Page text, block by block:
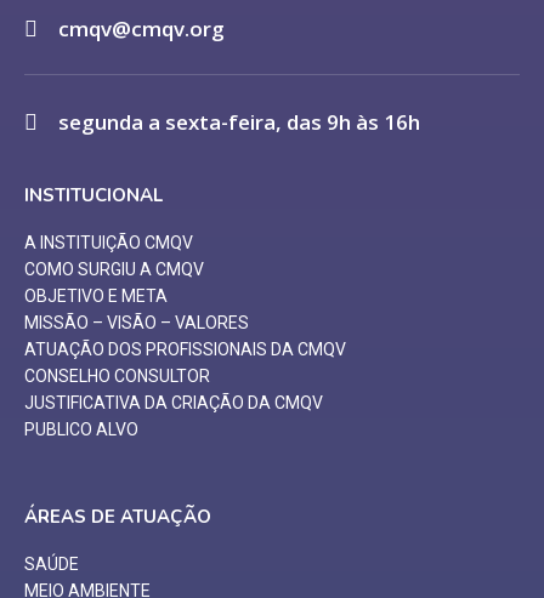
cmqv@cmqv.org
segunda a sexta-feira, das 9h às 16h
INSTITUCIONAL
A INSTITUIÇÃO CMQV
COMO SURGIU A CMQV
OBJETIVO E META
MISSÃO – VISÃO – VALORES
ATUAÇÃO DOS PROFISSIONAIS DA CMQV
CONSELHO CONSULTOR
JUSTIFICATIVA DA CRIAÇÃO DA CMQV
PUBLICO ALVO
ÁREAS DE ATUAÇÃO
SAÚDE
MEIO AMBIENTE